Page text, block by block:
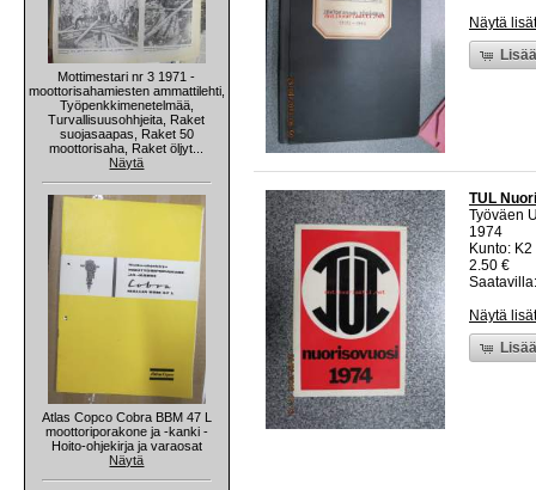
Mottimestari nr 3 1971 -
moottorisahamiesten ammattilehti,
Työpenkkimenetelmää,
Turvallisuusohhjeita, Raket
suojasaapas, Raket 50
moottorisaha, Raket öljyt...
Näytä
Atlas Copco Cobra BBM 47 L
moottoriporakone ja -kanki -
Hoito-ohjekirja ja varaosat
Näytä
Näytä
TUL
Työväen
1974
Kunto:
2.50 €
Näytä